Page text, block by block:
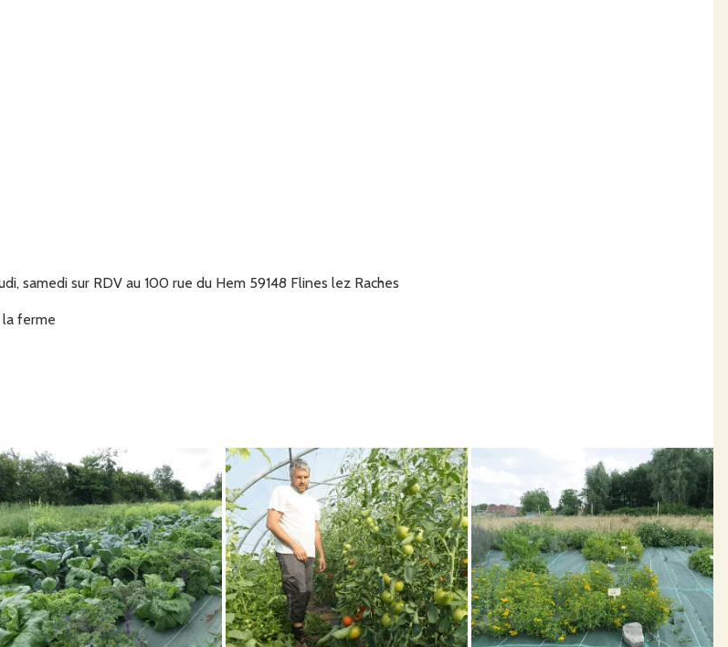
samedi sur RDV au 100 rue du Hem 59148 Flines lez Raches
la ferme